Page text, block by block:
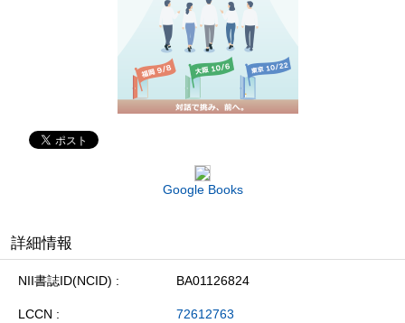
Google Books
詳細情報
NII書誌ID(NCID) BA01126824
LCCN 72612763